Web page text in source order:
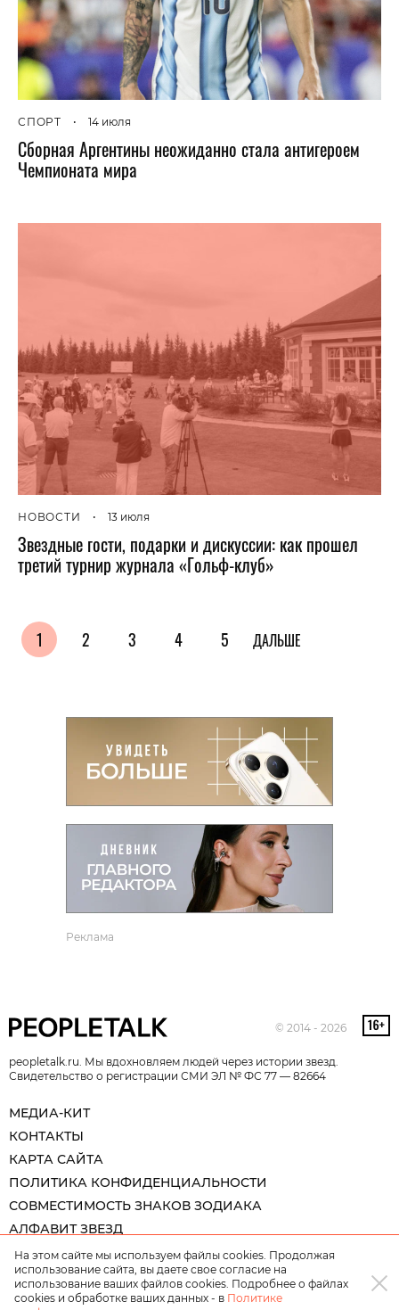
СПОРТ • 14 июля
Сборная Аргентины неожиданно стала антигероем
Чемпионата мира
НОВОСТИ • 13 июля
Звездные гости, подарки и дискуссии: как прошел
третий турнир журнала «Гольф-клуб»
1 2 3 4 5 ДАЛЬШЕ
Реклама
© 2014 - 2026
peopletalk.ru. Мы вдохновляем людей через истории звезд.
Свидетельство о регистрации СМИ ЭЛ № ФС 77 — 82664
МЕДИА-КИТ
КОНТАКТЫ
КАРТА САЙТА
ПОЛИТИКА КОНФИДЕНЦИАЛЬНОСТИ
СОВМЕСТИМОСТЬ ЗНАКОВ ЗОДИАКА
АЛФАВИТ ЗВЕЗД
На этом сайте мы используем файлы cookies. Продолжая
использование сайта, вы даете свое согласие на
использование ваших файлов cookies. Подробнее о файлах
cookies и обработке ваших данных - в Политике